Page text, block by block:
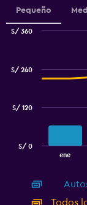
Range:
0
to
Pequeño
displaying
categories.
ene
S/ 0
S/ 120
S/ 240
S/ 360
Todos